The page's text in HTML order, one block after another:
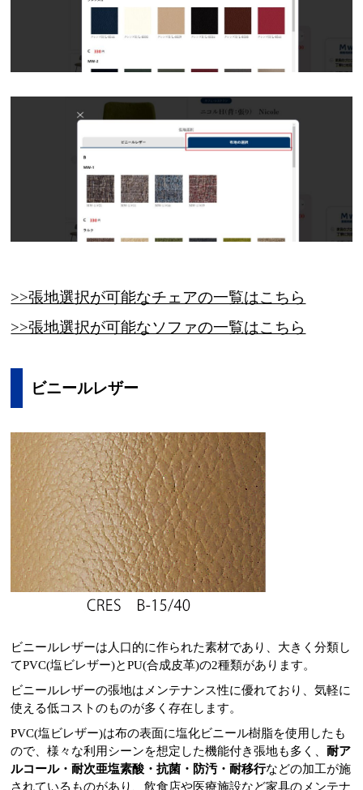
>>張地選択が可能なチェアの一覧はこちら
>>張地選択が可能なソファの一覧はこちら
ビニールレザー
ビニールレザーは人口的に作られた素材であり、大きく分類し
てPVC(塩ビレザー)とPU(合成皮革)の2種類があります。
ビニールレザーの張地はメンテナンス性に優れており、気軽に
使える低コストのものが多く存在します。
PVC(塩ビレザー)は布の表面に塩化ビニール樹脂を使用したも
ので、様々な利用シーンを想定した機能付き張地も多く、耐ア
ルコール・耐次亜塩素酸・抗菌・防汚・耐移行などの加工が施
されているものがあり、飲食店や医療施設など家具のメンテナ